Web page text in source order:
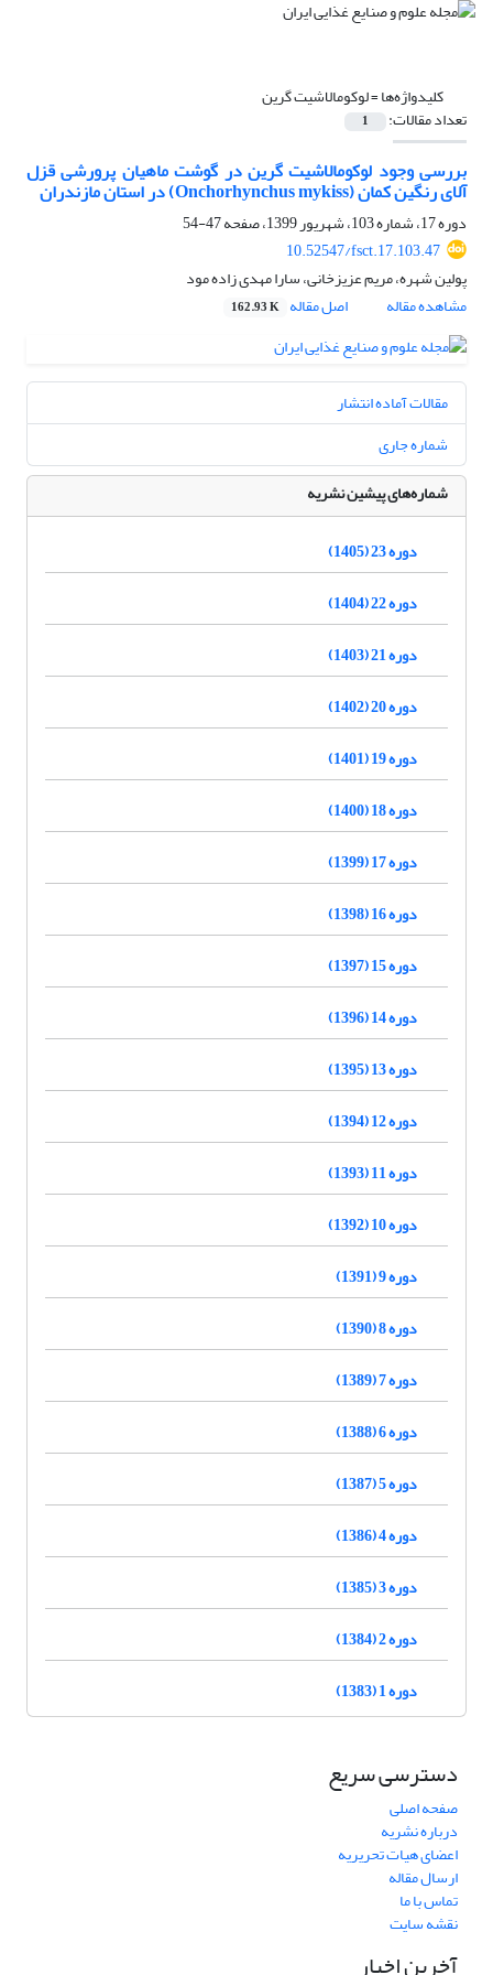
کلیدواژه‌ها =لوکومالاشیت گرین
تعداد مقالات: 1
بررسی وجود لوکومالاشیت گرین در گوشت ماهیان پرورشی قزل
آلای رنگین کمان (Onchorhynchus mykiss) در استان مازندران
دوره 17، شماره 103، شهریور 1399، صفحه
47-54
10.52547/fsct.17.103.47
پولین شهره، مریم عزیزخانی، سارا مهدی زاده مود
مشاهده مقاله
اصل مقاله 162.93 K
مقالات آماده انتشار
شماره جاری
شماره‌های پیشین نشریه
دوره 23 (1405)
دوره 22 (1404)
دوره 21 (1403)
دوره 20 (1402)
دوره 19 (1401)
دوره 18 (1400)
دوره 17 (1399)
دوره 16 (1398)
دوره 15 (1397)
دوره 14 (1396)
دوره 13 (1395)
دوره 12 (1394)
دوره 11 (1393)
دوره 10 (1392)
دوره 9 (1391)
دوره 8 (1390)
دوره 7 (1389)
دوره 6 (1388)
دوره 5 (1387)
دوره 4 (1386)
دوره 3 (1385)
دوره 2 (1384)
دوره 1 (1383)
دسترسی سریع
صفحه اصلی
درباره نشریه
اعضای هیات تحریریه
ارسال مقاله
تماس با ما
نقشه سایت
آخرین اخبار